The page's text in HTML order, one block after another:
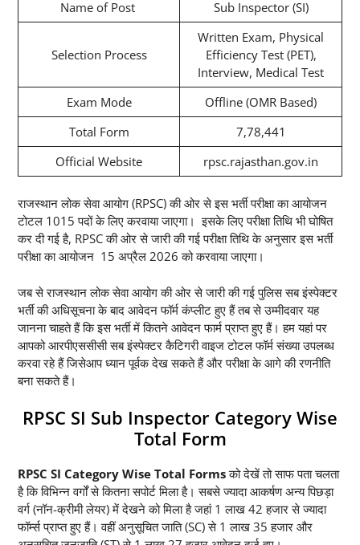
Name of Post
Sub Inspector (SI)
Selection Process
Written Exam, Physical
Efficiency Test (PET),
Interview, Medical Test
Exam Mode
Offline (OMR Based)
Total Form
7,78,441
Official Website
rpsc.rajasthan.gov.in
राजस्थान लोक सेवा आयोग (RPSC) की ओर से इस भर्ती परीक्षा का आयोजन
टोटल 1015 पदों के लिए करवाया जाएगा। इसके लिए परीक्षा तिथि भी घोषित
कर दी गई है, RPSC की ओर से जारी की गई परीक्षा तिथि के अनुसार इस भर्ती
परीक्षा का आयोजन 15 अप्रैल 2026 को करवाया जाएगा।
जब से राजस्थान लोक सेवा आयोग की ओर से जारी की गई पुलिस सब इंस्पेक्टर
भर्ती की अधिसूचना के बाद आवेदन फॉर्म कंप्लीट हुए हैं तब से उम्मीदवार यह
जानना चाहते हैं कि इस भर्ती में कितने आवेदन फार्म प्राप्त हुए हैं। हम यहां पर
आपको आरपीएससीसी सब इंस्पेक्टर कैटिगरी वाइज टोटल फॉर्म संख्या उपलब्ध
करवा रहे हैं जिसेआप ध्यान पूर्वक देख सकते हैं और परीक्षा के आगे की रणनीति
बना सकते हैं।
RPSC SI Sub Inspector Category Wise
Total Form
RPSC SI Category Wise Total Formsको देखें तो साफ पता चलता
है कि विभिन्न वर्गों से कितना सपोर्ट मिला है। सबसे ज्यादा आकर्षण अन्य पिछड़ा
वर्ग (नॉन-क्रीमी लेयर) में देखने को मिला है जहां 1 लाख 42 हजार से ज्यादा
फॉर्म्स प्राप्त हुए हैं। वहीं अनुसूचित जाति (SC) से 1 लाख 35 हजार और